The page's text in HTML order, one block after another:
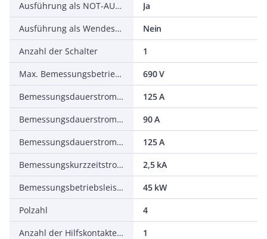
Ausführung als NOT-AUS-Einrichtung
Ja
Ausführung als Wendeschalter
Nein
Anzahl der Schalter
1
Max. Bemessungsbetriebsspannung Ue bei AC
690 V
Bemessungsdauerstrom Iu
125 A
Bemessungsdauerstrom bei AC-23, 400 V
90 A
Bemessungsdauerstrom bei AC-21, 400 V
125 A
Bemessungskurzzeitstromfestigkeit Icw
2,5 kA
Bemessungsbetriebsleistung bei AC-23, 400 V
45 kW
Polzahl
4
Anzahl der Hilfskontakte als Öffner
1